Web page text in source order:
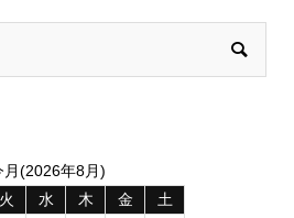
月(2026年8月)
火 水 木 金
土